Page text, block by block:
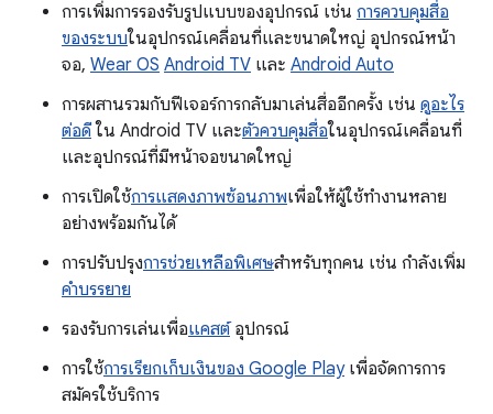
การเพิ่มการรองรับรูปแบบของอุปกรณ์ เช่น การควบคุมสื่อ
ของระบบในอุปกรณ์เคลื่อนที่และขนาดใหญ่ อุปกรณ์หน้า
จอ, Wear OS Android TV และ Android Auto
การผสานรวมกับฟีเจอร์การกลับมาเล่นสื่ออีกครั้ง เช่น ดูอะไร
ต่อดีใน Android TV และตัวควบคุมสื่อในอุปกรณ์เคลื่อนที่
และอุปกรณ์ที่มีหน้าจอขนาดใหญ่
การเปิดใช้การแสดงภาพซ้อนภาพเพื่อให้ผู้ใช้ทำงานหลาย
อย่างพร้อมกันได้
การปรับปรุงการช่วยเหลือพิเศษสำหรับทุกคน เช่น กำลังเพิ่ม
คำบรรยาย
รองรับการเล่นเพื่อแคสต์อุปกรณ์
การใช้การเรียกเก็บเงินของ Google Playเพื่อจัดการการ
สมัครใช้บริการ